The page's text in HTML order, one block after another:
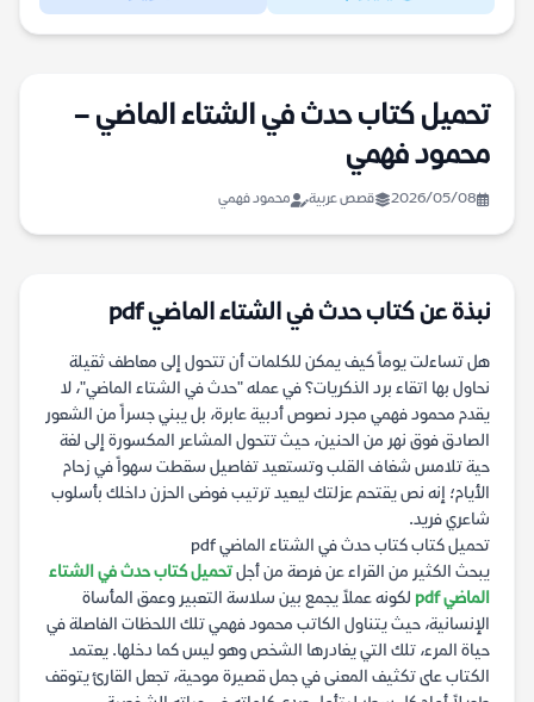
تحميل كتاب حدث في الشتاء الماضي –
محمود فهمي
2026/05/08 قصص عربية محمود فهمي
نبذة عن كتاب حدث في الشتاء الماضي pdf
هل تساءلت يوماً كيف يمكن للكلمات أن تتحول إلى معاطف ثقيلة
نحاول بها اتقاء برد الذكريات؟ في عمله "حدث في الشتاء الماضي"، لا
يقدم محمود فهمي مجرد نصوص أدبية عابرة، بل يبني جسراً من الشعور
الصادق فوق نهر من الحنين، حيث تتحول المشاعر المكسورة إلى لغة
حية تلامس شغاف القلب وتستعيد تفاصيل سقطت سهواً في زحام
الأيام؛ إنه نص يقتحم عزلتك ليعيد ترتيب فوضى الحزن داخلك بأسلوب
شاعري فريد.
تحميل كتاب كتاب حدث في الشتاء الماضي pdf
يبحث الكثير من القراء عن فرصة من أجلتحميل كتاب حدث في الشتاء
الماضي pdf
لكونه عملاً يجمع بين سلاسة التعبير وعمق المأساة
الإنسانية، حيث يتناول الكاتب محمود فهمي تلك اللحظات الفاصلة في
حياة المرء، تلك التي يغادرها الشخص وهو ليس كما دخلها. يعتمد
الكتاب على تكثيف المعنى في جمل قصيرة موحية، تجعل القارئ يتوقف